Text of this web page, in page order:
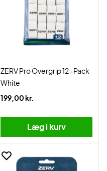
ZERV Pro Overgrip 12-Pack
White
199,00 kr.
Læg i kurv